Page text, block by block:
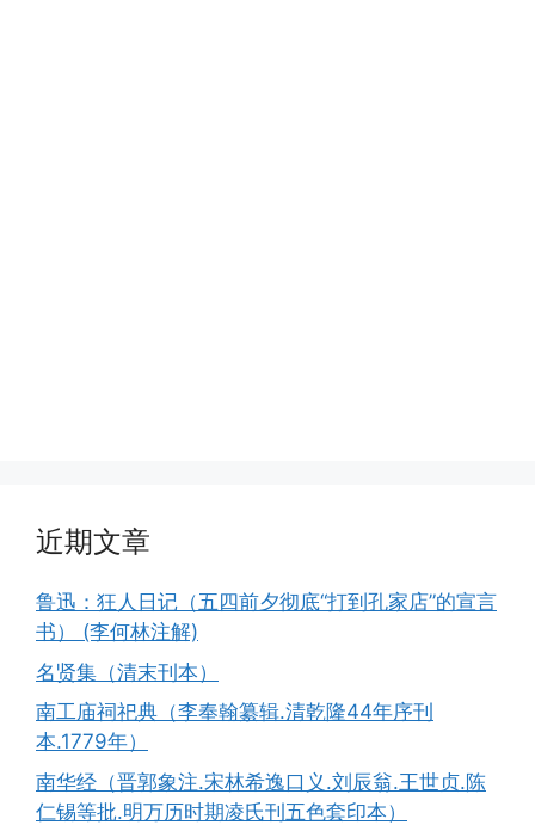
近期文章
鲁迅：狂人日记（五四前夕彻底“打到孔家店”的宣言
书） (李何林注解)
名贤集（清末刊本）
南工庙祠祀典（李奉翰纂辑.清乾隆44年序刊
本.1779年）
南华经（晋郭象注.宋林希逸口义.刘辰翁.王世贞.陈
仁锡等批.明万历时期凌氏刊五色套印本）